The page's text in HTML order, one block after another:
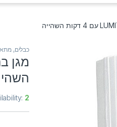
כבלים,
2 במלאי